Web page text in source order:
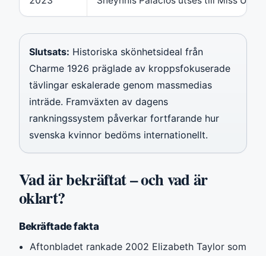
Slutsats: Historiska skönhetsideal från
Charme 1926 präglade av kroppsfokuserade
tävlingar eskalerade genom massmedias
inträde. Framväxten av dagens
rankningssystem påverkar fortfarande hur
svenska kvinnor bedöms internationellt.
Vad är bekräftat – och vad är
oklart?
Bekräftade fakta
Aftonbladet rankade 2002 Elizabeth Taylor som